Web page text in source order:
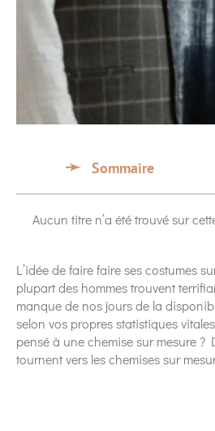
Sommaire
Aucun titre n’a été trouvé sur
L’idée de faire faire ses costumes
plupart des hommes trouvent
manque de nos jours de la
selon vos propres statistiques
pensé à une chemise sur mesure ?
tournent vers les chemises sur